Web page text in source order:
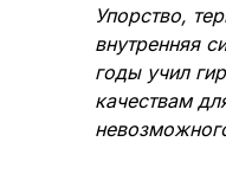
Упорство,
внутренняя
годы учил
качествам